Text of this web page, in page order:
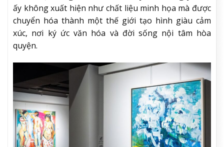
ấy không xuất hiện như chất liệu minh họa mà được
chuyển hóa thành một thế giới tạo hình giàu cảm
xúc, nơi ký ức văn hóa và đời sống nội tâm hòa
quyện.